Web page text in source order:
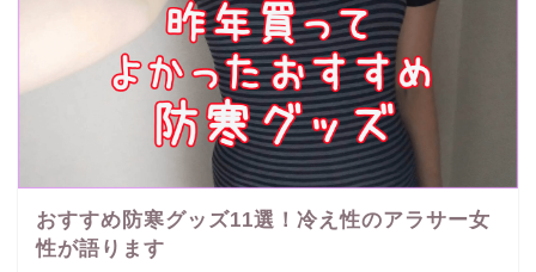
おすすめ防寒グッズ11選！冷え性のアラサー女
性が語ります